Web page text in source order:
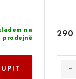
na
prodejně
290